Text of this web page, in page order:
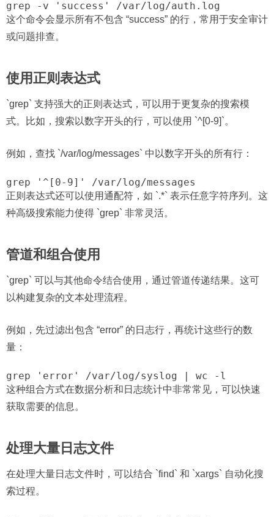
grep -v 'success' /var/log/auth.log
这个命令会显示所有不包含 “success” 的行，常用于安全审计
或问题排查。
使用正则表达式
`grep` 支持强大的正则表达式，可以用于更复杂的搜索模
式。比如，搜索以数字开头的行，可以使用 `^[0-9]`。
例如，查找 `/var/log/messages` 中以数字开头的所有行：
grep '^[0-9]' /var/log/messages
正则表达式还可以使用通配符，如 `.*` 表示任意字符序列。这
种高级搜索能力使得 `grep` 非常灵活。
管道和组合使用
`grep` 可以与其他命令结合使用，通过管道传递结果。这可
以构建复杂的文本处理流程。
例如，先过滤出包含 “error” 的日志行，再统计这些行的数
量：
grep 'error' /var/log/syslog | wc -l
这种组合方式在数据分析和日志统计中非常常见，可以快速
获取需要的信息。
处理大量日志文件
在处理大量日志文件时，可以结合 `find` 和 `xargs` 自动化搜
索过程。